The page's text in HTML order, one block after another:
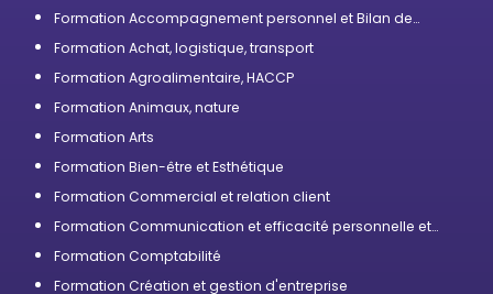
Formation Accompagnement personnel et Bilan de
Formation Achat, logistique, transport
Formation Agroalimentaire, HACCP
Formation Animaux, nature
Formation Arts
Formation Bien-être et Esthétique
Formation Commercial et relation client
Formation Communication et efficacité personnelle et
Formation Comptabilité
Formation Création et gestion d'entreprise